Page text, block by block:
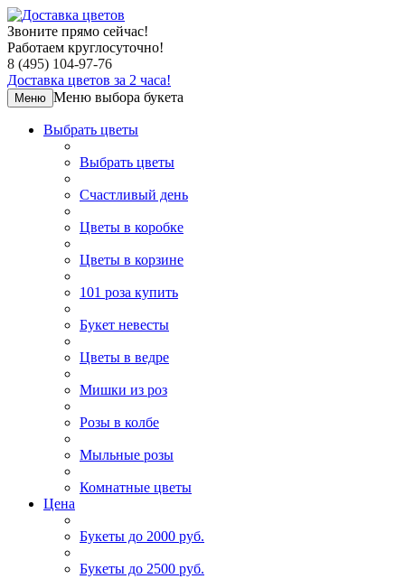
Звоните прямо сейчас!
Работаем круглосуточно!
8 (495) 104-97-76
Доставка цветов за 2 часа!
Меню Меню выбора букета
Выбрать цветы
Выбрать цветы
Счастливый день
Цветы в коробке
Цветы в корзине
101 роза купить
Букет невесты
Цветы в ведре
Мишки из роз
Розы в колбе
Мыльные розы
Комнатные цветы
Цена
Букеты до 2000 руб.
Букеты до 2500 руб.